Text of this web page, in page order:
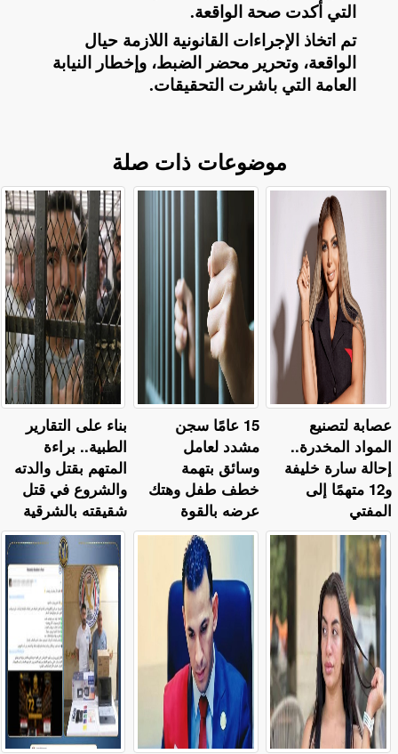
التي أكدت صحة الواقعة.
تم اتخاذ الإجراءات القانونية اللازمة حيال
الواقعة، وتحرير محضر الضبط، وإخطار النيابة
العامة التي باشرت التحقيقات.
موضوعات ذات صلة
بناء على التقارير
الطبية.. براءة
المتهم بقتل والدته
والشروع في قتل
شقيقته بالشرقية
15 عامًا سجن
مشدد لعامل
وسائق بتهمة
خطف طفل وهتك
عرضه بالقوة
عصابة لتصنيع
المواد المخدرة..
إحالة سارة خليفة
و12 متهمًا إلى
المفتي